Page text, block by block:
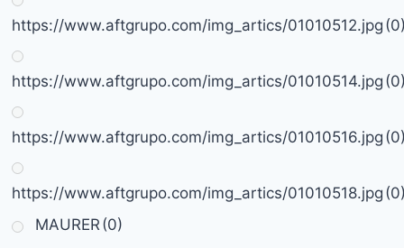
https://www.aftgrupo.com/img_artics/01010512.jpg
https://www.aftgrupo.com/img_artics/01010514.jpg
https://www.aftgrupo.com/img_artics/01010516.jpg
https://www.aftgrupo.com/img_artics/01010518.jpg
MAURER(0)